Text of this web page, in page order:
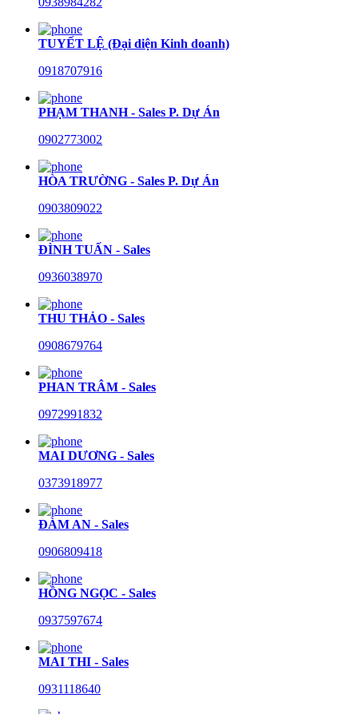
TUYẾT LỆ (Đại diện Kinh doanh)
0918707916
PHẠM THANH - Sales P. Dự Án
0902773002
HÒA TRƯỜNG - Sales P. Dự Án
0903809022
ĐÌNH TUẤN - Sales
0936038970
THU THẢO - Sales
0908679764
PHAN TRÂM - Sales
0972991832
MAI DƯƠNG - Sales
0373918977
ĐÀM AN - Sales
0906809418
HỒNG NGỌC - Sales
0937597674
MAI THI - Sales
0931118640